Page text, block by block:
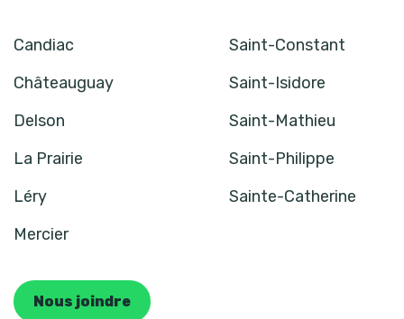
Candiac
Saint-Constant
Châteauguay
Saint-Isidore
Delson
Saint-Mathieu
La Prairie
Saint-Philippe
Léry
Sainte-Catherine
Mercier
Nous joindre